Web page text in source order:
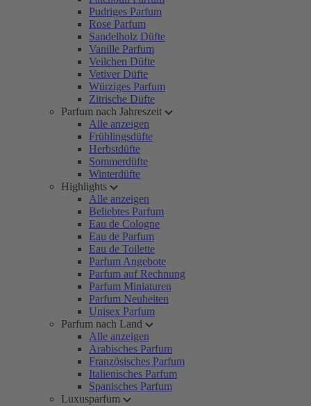
Pudriges Parfum
Rose Parfum
Sandelholz Düfte
Vanille Parfum
Veilchen Düfte
Vetiver Düfte
Würziges Parfum
Zitrische Düfte
Parfum nach Jahreszeit
Alle anzeigen
Frühlingsdüfte
Herbstdüfte
Sommerdüfte
Winterdüfte
Highlights
Alle anzeigen
Beliebtes Parfum
Eau de Cologne
Eau de Parfum
Eau de Toilette
Parfum Angebote
Parfum auf Rechnung
Parfum Miniaturen
Parfum Neuheiten
Unisex Parfum
Parfum nach Land
Alle anzeigen
Arabisches Parfum
Französisches Parfum
Italienisches Parfum
Spanisches Parfum
Luxusparfum